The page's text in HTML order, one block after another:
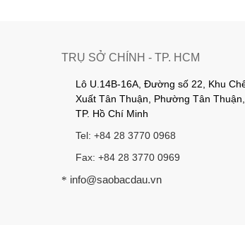
TRỤ SỞ CHÍNH - TP. HCM
Lô U.14B-16A, Đường số 22, Khu
Xuất Tân Thuận, Phường Tân Thuận,
TP. Hồ Chí Minh
Tel: +84 28 3770 0968
Fax: +84 28 3770 0969
* info@saobacdau.vn